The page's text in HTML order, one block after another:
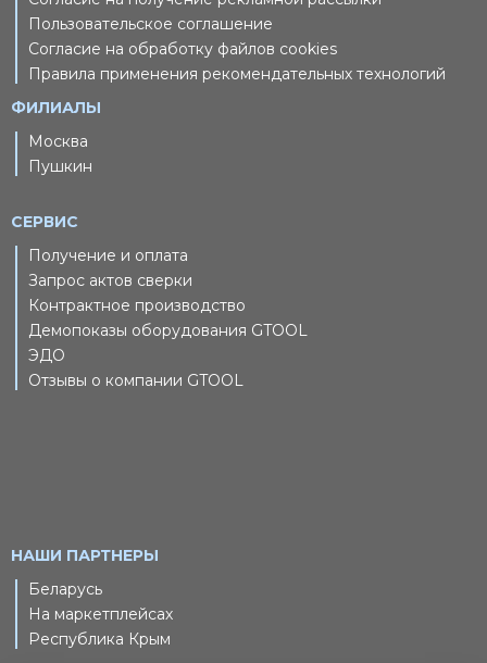
Пользовательское соглашение
Согласие на обработку файлов cookies
Правила применения рекомендательных технологий
ФИЛИАЛЫ
Москва
Пушкин
СЕРВИС
Получение и оплата
Запрос актов сверки
Контрактное производство
Демопоказы оборудования GTOOL
ЭДО
Отзывы о компании GTOOL
НАШИ ПАРТНЕРЫ
Беларусь
На маркетплейсах
Республика Крым